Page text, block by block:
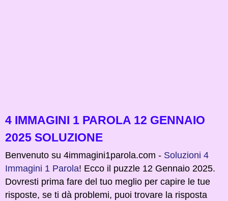
4 IMMAGINI 1 PAROLA 12 GENNAIO
2025 SOLUZIONE
Benvenuto su 4immagini1parola.com - Soluzioni 4
Immagini 1 Parola! Ecco il puzzle 12 Gennaio 2025.
Dovresti prima fare del tuo meglio per capire le tue
risposte, se ti dà problemi, puoi trovare la risposta